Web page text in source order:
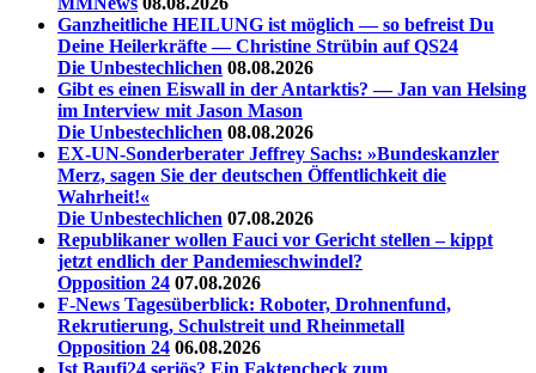
Ganzheitliche HEILUNG ist möglich — so befreist Du
Deine Heilerkräfte — Christine Strübin auf QS24
Die Unbestechlichen 08.08.2026
Gibt es einen Eiswall in der Antarktis? — Jan van Helsing
im Interview mit Jason Mason
Die Unbestechlichen 08.08.2026
EX-UN-Sonderberater Jeffrey Sachs: »Bundeskanzler
Merz, sagen Sie der deutschen Öffentlichkeit die
Wahrheit!«
Die Unbestechlichen 07.08.2026
Republikaner wollen Fauci vor Gericht stellen – kippt
jetzt endlich der Pandemieschwindel?
Opposition 24 07.08.2026
F-News Tagesüberblick: Roboter, Drohnenfund,
Rekrutierung, Schulstreit und Rheinmetall
Opposition 24 06.08.2026
Ist Baufi24 seriös? Ein Faktencheck zum